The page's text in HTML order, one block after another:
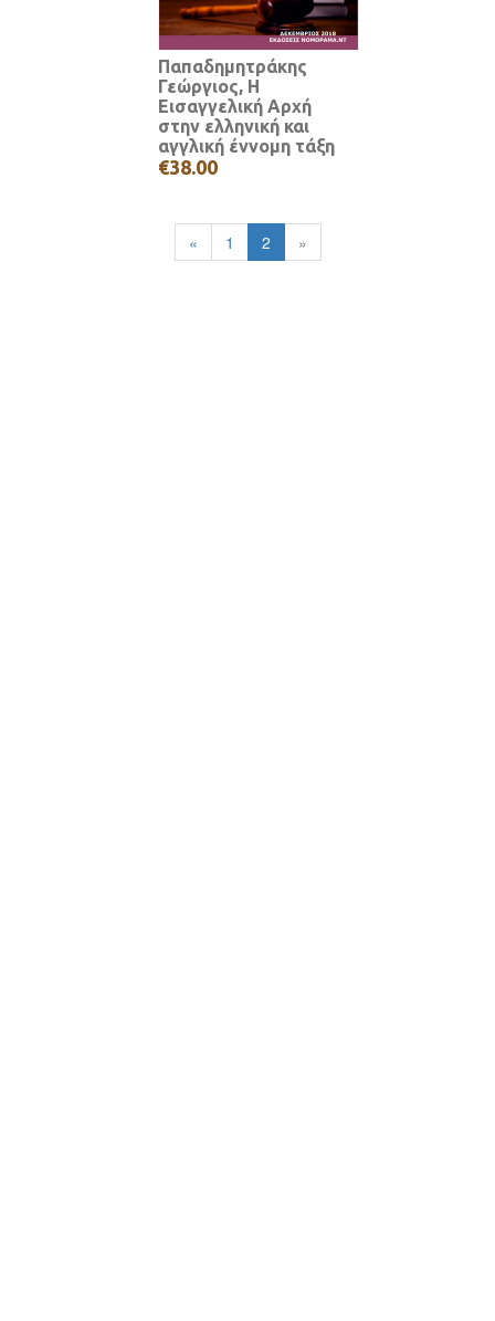
Παπαδημητράκης
Γεώργιος, Η
Εισαγγελική Αρχή
στην ελληνική και
αγγλική έννομη τάξη
€38.00
« 1 2 »